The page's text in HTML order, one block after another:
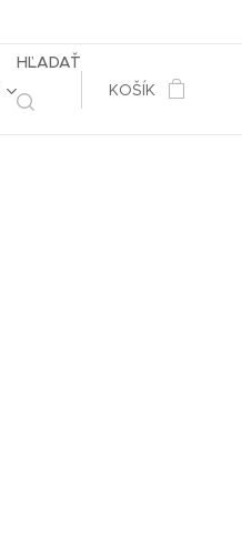
HĽADAŤ
KOŠÍK